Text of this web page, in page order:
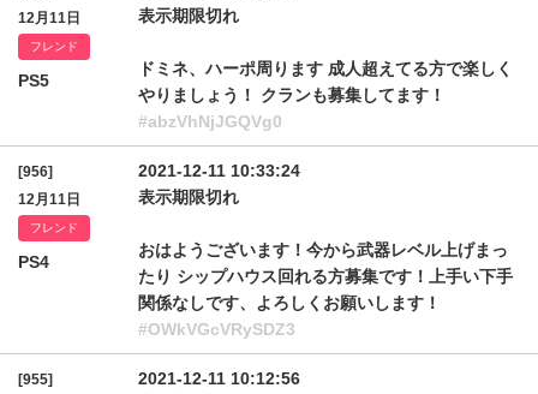
12月11日
フレンド
PS5
表示期限切れ
ドミネ、ハーポ周ります 成人超えてる方で楽しく
やりましょう！ クランも募集してます！
#abzVhNjJGQVg0
[956]
12月11日
フレンド
PS4
2021-12-11 10:33:24
表示期限切れ
おはようございます！今から武器レベル上げまっ
たり シップハウス回れる方募集です！上手い下手
関係なしです、よろしくお願いします！
#OWkVGcVRySDZ3
[955]
2021-12-11 10:12:56